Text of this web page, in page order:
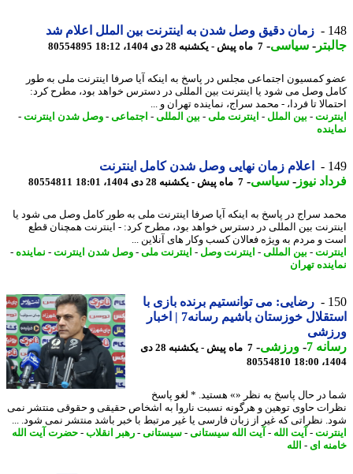
زمان دقیق وصل شدن به اینترنت بین الملل اعلام شد
-سیاسی-7 ماه پیش - یکشنبه 28 دی 1404، 18:12 80554895
کمسیون اجتماعی مجلس در پاسخ به اینکه آیا صرفا اینترنت ملی به طور
وصل می شود یا اینترنت بین المللی در دسترس خواهد بود، مطرح کرد:
تا فردا، - محمد سراج، نماینده تهران و ...
-بین الملل-اینترنت ملی -بین المللی-اجتماعی-وصل شدن اینترنت-
اعلام زمان نهایی وصل شدن کامل اینترنت
نیوز-سیاسی-7 ماه پیش - یکشنبه 28 دی 1404، 18:01 80554811
سراج در پاسخ به اینکه آیا صرفا اینترنت ملی به طور کامل وصل می شود یا
بین المللی در دسترس خواهد بود، مطرح کرد: - اینترنت همچنان قطع
و مردم به ویژه فعالان کسب وکار های آنلاین ...
-بین المللی-اینترنت وصل-اینترنت ملی -وصل شدن اینترنت-نماینده-
تهران
رضایی: می توانستیم برنده بازی با
استقلال خوزستان باشیم رسانه7 | اخبار
7
-ورزشی-
7 ماه پیش - یکشنبه 28 دی
80554810
در حال پاسخ به نظر «» هستید. * لغو پاسخ
حاوی توهین و هرگونه نسبت ناروا به اشخاص حقیقی و حقوقی منتشر نمی
نظراتی که غیر از زبان فارسی یا غیر مرتبط با خبر باشد منتشر نمی شود. ...
-آیت الله-آیت الله سیستانی-سیستانی-رهبر انقلاب-حضرت آیت الله
ای- الله